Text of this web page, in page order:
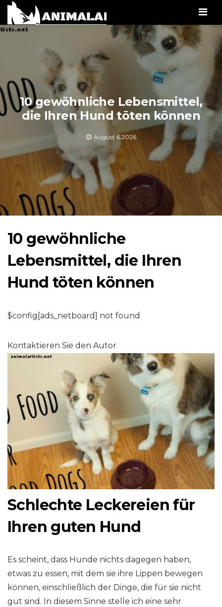
10 gewöhnliche Lebensmittel,
die Ihren Hund töten können
August 6,2026
10 gewöhnliche
Lebensmittel, die Ihren
Hund töten können
$config[ads_netboard] not found
Kontaktieren Sie den Autor
Schlechte Leckereien für
Ihren guten Hund
Es scheint, dass Hunde nichts dagegen haben,
etwas zu essen, mit dem sie ihre Lippen bewegen
können, einschließlich der Dinge, die für sie nicht
gut sind. In diesem Sinne stelle ich eine sehr